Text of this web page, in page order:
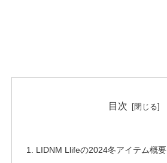
目次
LIDNM Llifeの2024冬アイテム概要